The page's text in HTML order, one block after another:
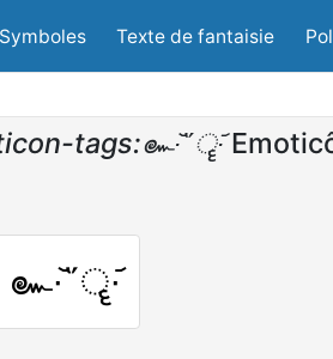
Symboles Texte de fantaisie
tags:๛∙᷅῞ॄ∙᷄
๛∙᷅῞ॄ∙᷄